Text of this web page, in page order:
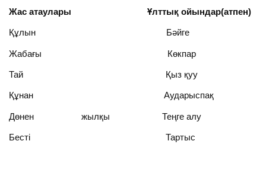
Жас атаулары Ұлттық ойындар(атпен)
Құлын Бәйге
Жабағы Көкпар
Тай Қыз қуу
Құнан Аударыспақ
Дөнен жылқы Теңге алу
Бесті Тартыс